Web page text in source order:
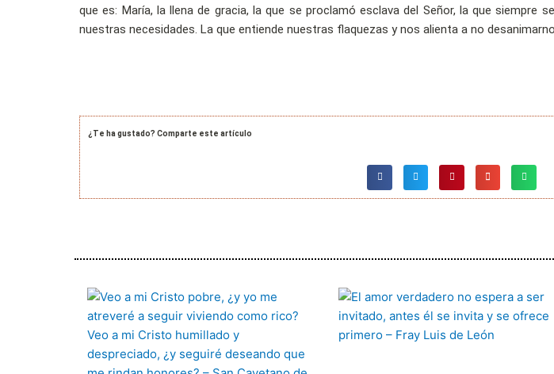
que es: María, la llena de gracia, la que se proclamó esclava del Señor, la que siempre
nuestras necesidades. La que entiende nuestras flaquezas y nos alienta a no
¿Te ha gustado? Comparte este artículo
PáginaPáginaPáginaPáginaPágina